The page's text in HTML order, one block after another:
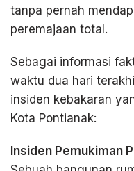
tanpa pernah
peremajaan total.
Sebagai informasi
waktu dua hari
insiden kebakaran
Kota Pontianak:
Insiden Pemukiman